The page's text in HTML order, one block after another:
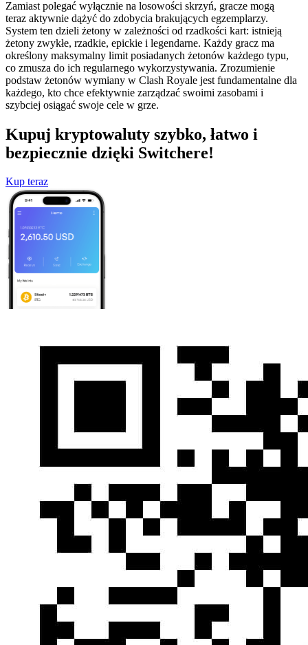
Zamiast polegać wyłącznie na losowości skrzyń, gracze mogą
teraz aktywnie dążyć do zdobycia brakujących egzemplarzy.
System ten dzieli żetony w zależności od rzadkości kart: istnieją
żetony zwykłe, rzadkie, epickie i legendarne. Każdy gracz ma
określony maksymalny limit posiadanych żetonów każdego typu,
co zmusza do ich regularnego wykorzystywania. Zrozumienie
podstaw żetonów wymiany w Clash Royale jest fundamentalne dla
każdego, kto chce efektywnie zarządzać swoimi zasobami i
szybciej osiągać swoje cele w grze.
Kupuj kryptowaluty szybko, łatwo i
bezpiecznie dzięki Switchere!
Kup teraz